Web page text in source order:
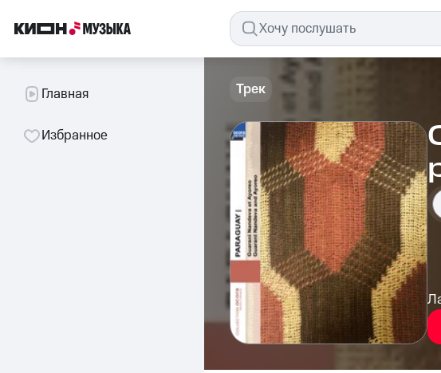
Главная
Избранное
Трек